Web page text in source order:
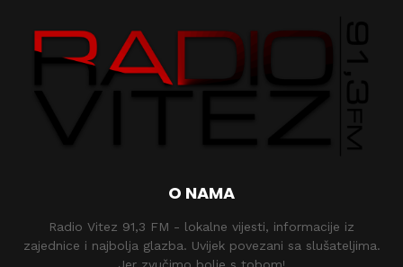
O NAMA
Radio Vitez 91,3 FM - lokalne vijesti, informacije iz
zajednice i najbolja glazba. Uvijek povezani sa slušateljima.